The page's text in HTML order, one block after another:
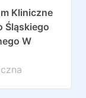
Kliniczne
Śląskiego
W